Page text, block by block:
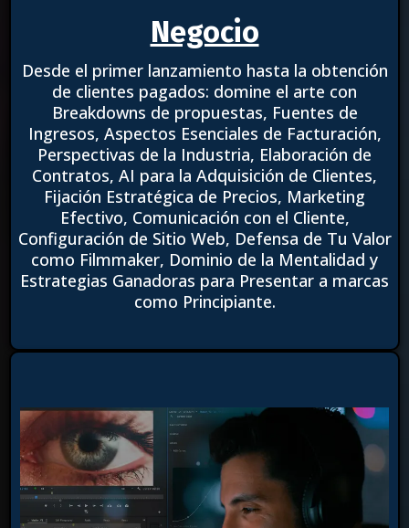
Negocio
Desde el primer lanzamiento hasta la obtención
de clientes pagados: domine el arte con
Breakdowns de propuestas, Fuentes de
Ingresos, Aspectos Esenciales de Facturación,
Perspectivas de la Industria, Elaboración de
Contratos, AI para la Adquisición de Clientes,
Fijación Estratégica de Precios, Marketing
Efectivo, Comunicación con el Cliente,
Configuración de Sitio Web, Defensa de Tu Valor
como Filmmaker, Dominio de la Mentalidad y
Estrategias Ganadoras para Presentar a marcas
como Principiante.